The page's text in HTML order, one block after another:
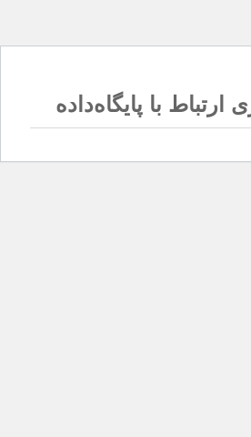
ارتباط با پایگاه‌داده